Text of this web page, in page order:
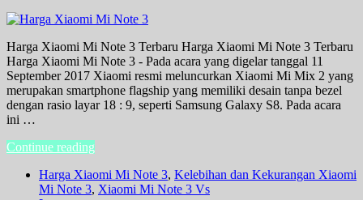
Harga Xiaomi Mi Note 3 Terbaru Harga Xiaomi Mi Note 3 Terbaru
Harga Xiaomi Mi Note 3 - Pada acara yang digelar tanggal 11
September 2017 Xiaomi resmi meluncurkan Xiaomi Mi Mix 2 yang
merupakan smartphone flagship yang memiliki desain tanpa bezel
dengan rasio layar 18 : 9, seperti Samsung Galaxy S8. Pada acara
ini …
Continue reading
Harga Xiaomi Mi Note 3, Kelebihan dan Kekurangan Xiaomi
Mi Note 3, Xiaomi Mi Note 3 Vs